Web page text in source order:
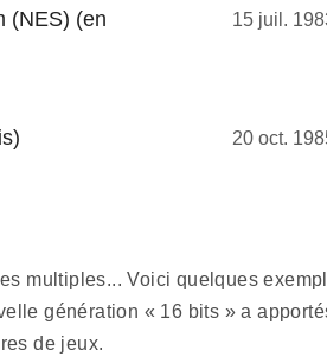
15 juil.
(NES) (en
20 oct.
multiples... Voici quelques
génération « 16 bits » a
de jeux.